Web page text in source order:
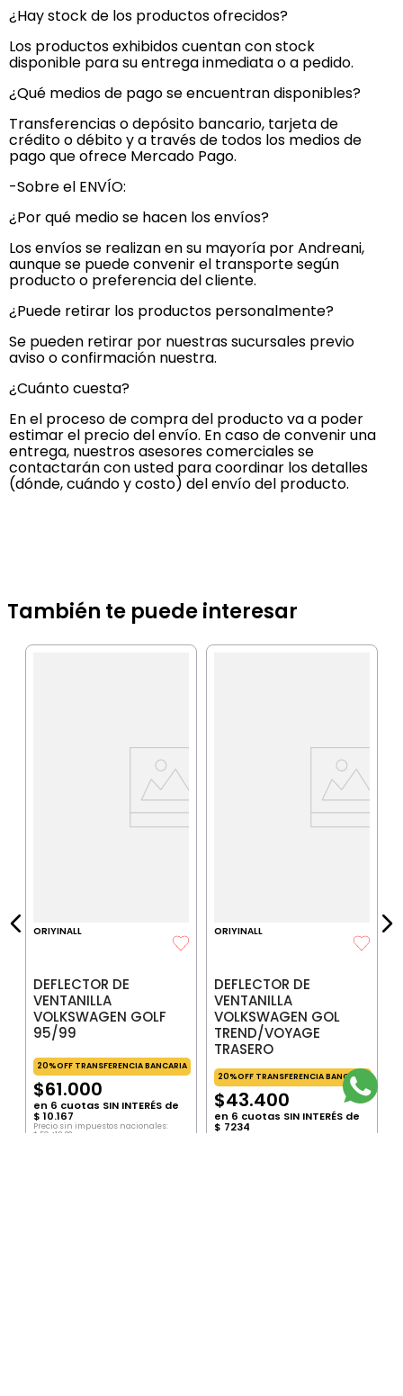
¿Hay stock de los productos ofrecidos?
Los productos exhibidos cuentan con stock
disponible para su entrega inmediata o a pedido.
¿Qué medios de pago se encuentran disponibles?
Transferencias o depósito bancario, tarjeta de
crédito o débito y a través de todos los medios de
pago que ofrece Mercado Pago.
-Sobre el ENVÍO:
¿Por qué medio se hacen los envíos?
Los envíos se realizan en su mayoría por Andreani,
aunque se puede convenir el transporte según
producto o preferencia del cliente.
¿Puede retirar los productos personalmente?
Se pueden retirar por nuestras sucursales previo
aviso o confirmación nuestra.
¿Cuánto cuesta?
En el proceso de compra del producto va a poder
estimar el precio del envío. En caso de convenir una
entrega, nuestros asesores comerciales se
contactarán con usted para coordinar los detalles
(dónde, cuándo y costo) del envío del producto.
También te puede interesar
ORIYINALL
DEFLECTOR DE
VENTANILLA
VOLKSWAGEN GOLF
95/99
20%OFF TRANSFERENCIA BANCARIA
$61.000
en 6 cuotas SIN INTERÉS de
$ 10.167
Precio sin impuestos nacionales:
$ 50 413 22
ORIYINALL
DEFLECTOR DE
VENTANILLA
VOLKSWAGEN GOL
TREND/VOYAGE
TRASERO
20%OFF TRANSFERENCIA BANCARIA
$43.400
en 6 cuotas SIN INTERÉS de
$ 7234